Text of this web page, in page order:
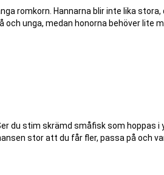
romkorn. Hannarna blir inte lika
unga, medan honorna behöver lite
du stim skrämd småfisk som hoppas i
stor att du får fler, passa på och